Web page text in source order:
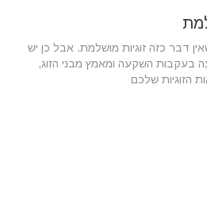
דבר כזה זוגיות מושלמת. אבל כן יש
בעקבות השקעה ומאמץ מבני הזוג,
הזוגיות שלכם